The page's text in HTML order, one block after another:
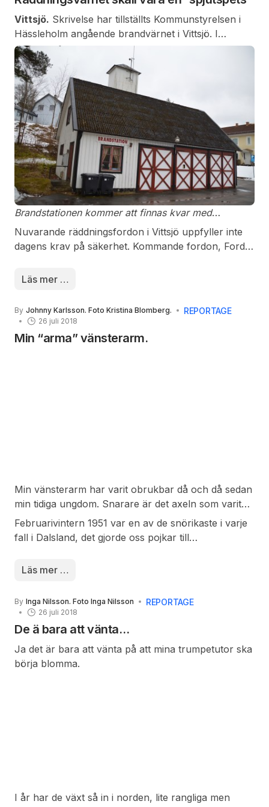
närheten av bebyggelse.
Vittsjö. Skrivelse har tillställts Kommunstyrelsen i
Hässleholm angående brandvärnet i Vittsjö. I
skrivelsen framhålls risken att brandvärnet kommer
att decimeras enligt tillgängliga uppgifter. I svar från
räddningschef Daniel Sirensjö anges följande:
Brandstationen kommer att finnas kvar med
modernare utrustning.
Nuvarande räddningsfordon i Vittsjö uppfyller inte
dagens krav på säkerhet. Kommande fordon, Ford
kostar 700 000 kronor. Därtill kommer utrustning
Läs mer …
By Johnny Karlsson. Foto Kristina Blomberg. REPORTAGE
26 juli 2018
Min “arma” vänsterarm.
Min vänsterarm har varit obrukbar då och då sedan
min tidiga ungdom. Snarare är det axeln som varit
ett stort bekymmer av och till.
Februarivintern 1951 var en av de snörikaste i varje
fall i Dalsland, det gjorde oss pojkar till
tränade varje dag och blev rätt duktiga, men så var
förenade krafter lyftes den på plats och total
tystnadsplikt blev förbehållen alla, våra föräldrar
Läs mer …
By Inga Nilsson. Foto Inga Nilsson REPORTAGE
26 juli 2018
De ä bara att vänta…
Ja det är bara att vänta på att mina trumpetutor ska
börja blomma.
I år har de växt så in i norden, lite rangliga men